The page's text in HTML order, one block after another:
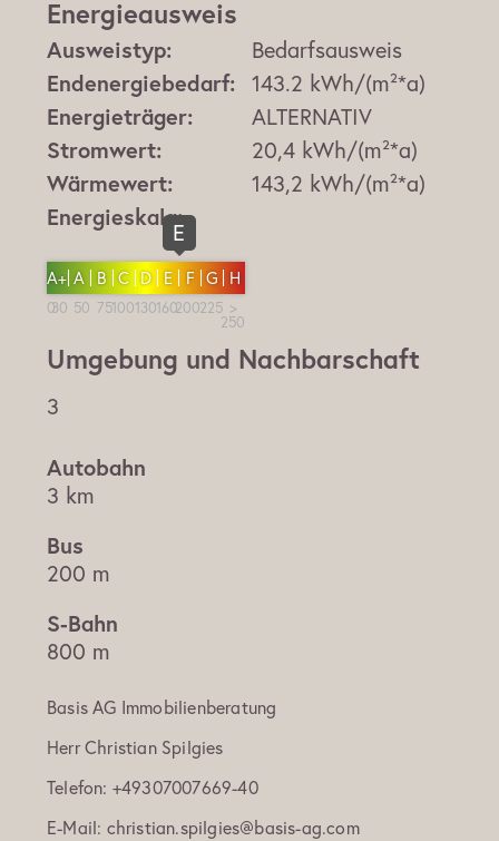
Energieausweis
Ausweistyp:
Bedarfsausweis
Endenergiebedarf: 143.2 kWh/(m²*a)
Energieträger:
ALTERNATIV
Stromwert:
20,4 kWh/(m²*a)
Wärmewert:
143,2 kWh/(m²*a)
Energieskala:
E
A+ A B C D E F G H
Umgebung und Nachbarschaft
3
3 km
200 m
800 m
Basis AG Immobilienberatung
Herr Christian Spilgies
Telefon: +49307007669-40
E-Mail: christian.spilgies@basis-ag.com